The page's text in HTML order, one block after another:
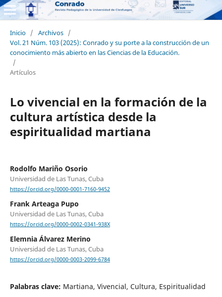
Inicio / Archivos /
Vol. 21 Núm. 103 (2025): Conrado y su porte a la construcción de un
conocimiento más abierto en las Ciencias de la Educación.
/
Artículos
Lo vivencial en la formación de la
cultura artística desde la
espiritualidad martiana
Rodolfo Mariño Osorio
Universidad de Las Tunas, Cuba
https://orcid.org/0000-0001-7160-9452
Frank Arteaga Pupo
Universidad de Las Tunas, Cuba
https://orcid.org/0000-0002-0341-938X
Elemnia Álvarez Merino
Universidad de Las Tunas, Cuba
https://orcid.org/0000-0003-2099-6784
Palabras clave: Martiana, Vivencial, Cultura, Espiritualidad